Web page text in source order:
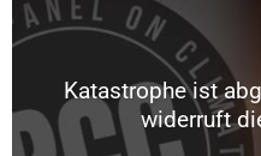
Katastrophe ist
widerruft